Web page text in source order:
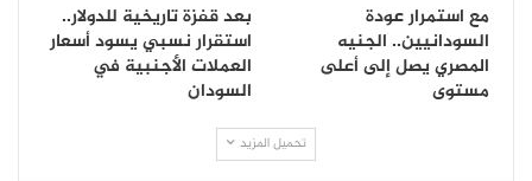
مع استمرار عودة
السودانيين.. الجنيه
المصري يصل إلى أعلى
مستوى
بعد قفزة تاريخية للدولار..
استقرار نسبي يسود أسعار
العملات الأجنبية في
السودان
تحميل المزيد